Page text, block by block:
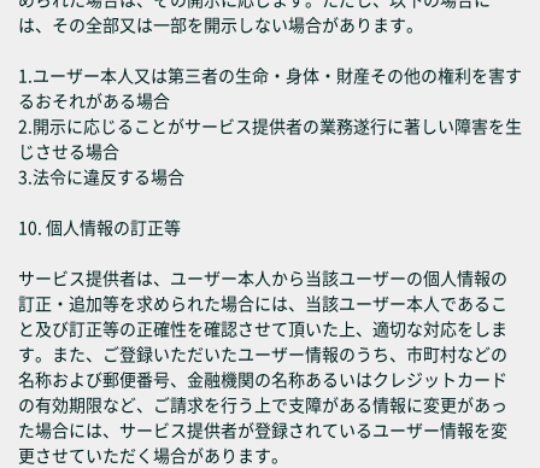
は、その全部又は一部を開示しない場合があります。
1.ユーザー本人又は第三者の生命・身体・財産その他の権利を害す
るおそれがある場合
2.開示に応じることがサービス提供者の業務遂行に著しい障害を生
じさせる場合
3.法令に違反する場合
10. 個人情報の訂正等
サービス提供者は、ユーザー本人から当該ユーザーの個人情報の
訂正・追加等を求められた場合には、当該ユーザー本人であるこ
と及び訂正等の正確性を確認させて頂いた上、適切な対応をしま
す。また、ご登録いただいたユーザー情報のうち、市町村などの
名称および郵便番号、金融機関の名称あるいはクレジットカード
の有効期限など、ご請求を行う上で支障がある情報に変更があっ
た場合には、サービス提供者が登録されているユーザー情報を変
更させていただく場合があります。